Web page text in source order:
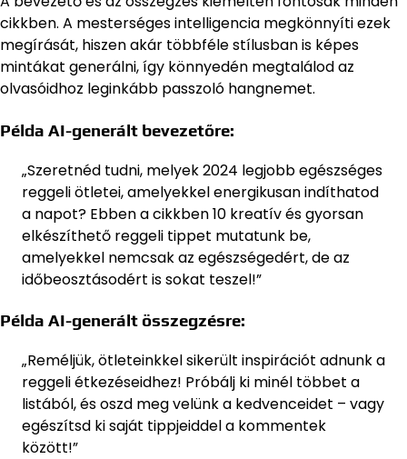
cikkben. A mesterséges intelligencia megkönnyíti ezek
megírását, hiszen akár többféle stílusban is képes
mintákat generálni, így könnyedén megtalálod az
olvasóidhoz leginkább passzoló hangnemet.
Példa AI-generált bevezetőre:
„Szeretnéd tudni, melyek 2024 legjobb egészséges
reggeli ötletei, amelyekkel energikusan indíthatod
a napot? Ebben a cikkben 10 kreatív és gyorsan
elkészíthető reggeli tippet mutatunk be,
amelyekkel nemcsak az egészségedért, de az
időbeosztásodért is sokat teszel!”
Példa AI-generált összegzésre:
„Reméljük, ötleteinkkel sikerült inspirációt adnunk a
reggeli étkezéseidhez! Próbálj ki minél többet a
listából, és oszd meg velünk a kedvenceidet – vagy
egészítsd ki saját tippjeiddel a kommentek
között!”